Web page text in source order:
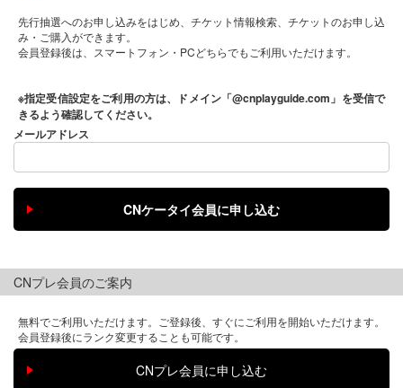
先行抽選へのお申し込みをはじめ、チケット情報検索、チケットのお申し込
み・ご購入ができます。
会員登録後は、スマートフォン・PCどちらでもご利用いただけます。
※指定受信設定をご利用の方は、ドメイン「@cnplayguide.com」を受信で
きるよう確認してください。
メールアドレス
CNプレ会員のご案内
無料でご利用いただけます。ご登録後、すぐにご利用を開始いただけます。
会員登録後にランク変更することも可能です。